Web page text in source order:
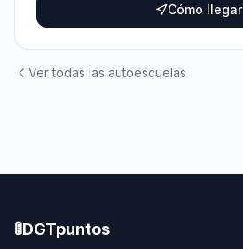
Cómo llegar
Ver todas las autoescuelas
🚦DGTpuntos